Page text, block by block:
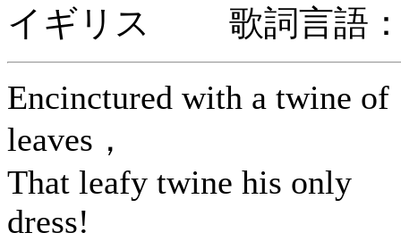
イギリス 歌詞言語：
Encinctured with a twine of
leaves，
That leafy twine his only
dress!